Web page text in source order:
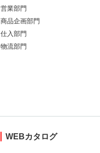
営業部門
商品企画部門
仕入部門
物流部門
WEBカタログ